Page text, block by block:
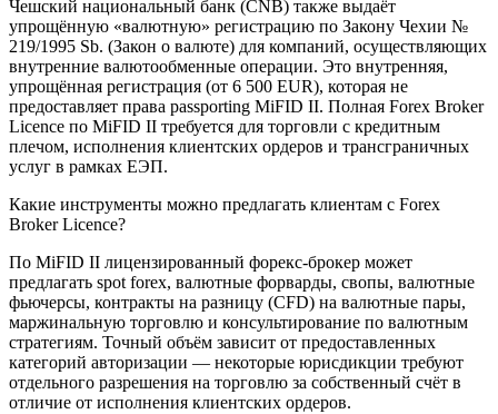
Чешский национальный банк (ČNB) также выдаёт
упрощённую «валютную» регистрацию по Закону Чехии №
219/1995 Sb. (Закон о валюте) для компаний, осуществляющих
внутренние валютообменные операции. Это внутренняя,
упрощённая регистрация (от 6 500 EUR), которая не
предоставляет права passporting MiFID II. Полная Forex Broker
Licence по MiFID II требуется для торговли с кредитным
плечом, исполнения клиентских ордеров и трансграничных
услуг в рамках ЕЭП.
Какие инструменты можно предлагать клиентам с Forex
Broker Licence?
По MiFID II лицензированный форекс-брокер может
предлагать spot forex, валютные форварды, свопы, валютные
фьючерсы, контракты на разницу (CFD) на валютные пары,
маржинальную торговлю и консультирование по валютным
стратегиям. Точный объём зависит от предоставленных
категорий авторизации — некоторые юрисдикции требуют
отдельного разрешения на торговлю за собственный счёт в
отличие от исполнения клиентских ордеров.